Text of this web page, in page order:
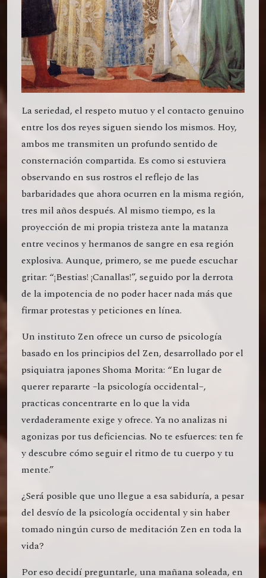
La seriedad, el respeto mutuo y el contacto genuino
entre los dos reyes siguen siendo los mismos. Hoy,
ambos me transmiten un profundo sentido de
consternación compartida. Es como si estuviera
observando en sus rostros el reflejo de las
barbaridades que ahora ocurren en la misma región,
tres mil años después. Al mismo tiempo, es la
proyección de mi propia tristeza ante la matanza
entre vecinos y hermanos de sangre en esa región
explosiva. Aunque, primero, se me puede escuchar
gritar: “¡Bestias! ¡Canallas!”, seguido por la derrota
de la impotencia de no poder hacer nada más que
firmar protestas y peticiones en línea.
Un instituto Zen ofrece un curso de psicología
basado en los principios del Zen, desarrollado por el
psiquiatra japones Shoma Morita: “En lugar de
querer repararte –la psicología occidental–,
practicas concentrarte en lo que la vida
verdaderamente exige y ofrece. Ya no analizas ni
agonizas por tus deficiencias. No te esfuerces: ten fe
y descubre cómo seguir el ritmo de tu cuerpo y tu
mente.”
¿Será posible que uno llegue a esa sabiduría, a pesar
del desvío de la psicología occidental y sin haber
tomado ningún curso de meditación Zen en toda la
vida?
Por eso decidí preguntarle, una mañana soleada, en